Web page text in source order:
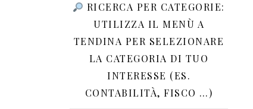
RICERCA PER CATEGORIE:
UTILIZZA IL MENÙ A
TENDINA PER SELEZIONARE
LA CATEGORIA DI TUO
INTERESSE (ES.
CONTABILITÀ, FISCO …)